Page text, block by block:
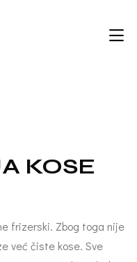
A KOSE
frizerski. Zbog toga nije
već čiste kose. Sve